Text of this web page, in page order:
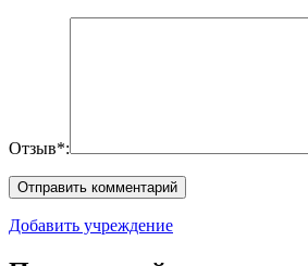
Отзыв*:
Добавить учреждение